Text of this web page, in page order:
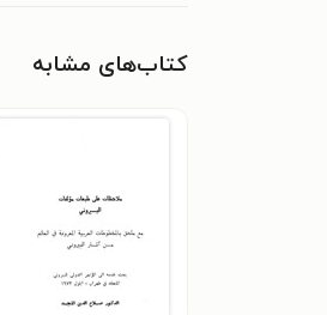
کتاب‌های مشابه